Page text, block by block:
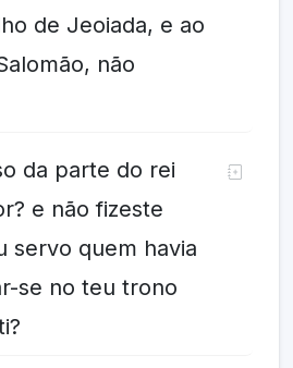
de Jeoiada, e ao
não
da parte do rei
e não fizeste
servo quem havia
se no teu trono